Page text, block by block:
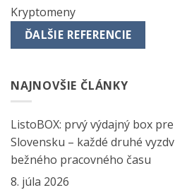
Kryptomeny
ĎALŠIE REFERENCIE
NAJNOVŠIE ČLÁNKY
ListoBOX: prvý výdajný box
Slovensku – každé druhé
bežného pracovného času
8. júla 2026